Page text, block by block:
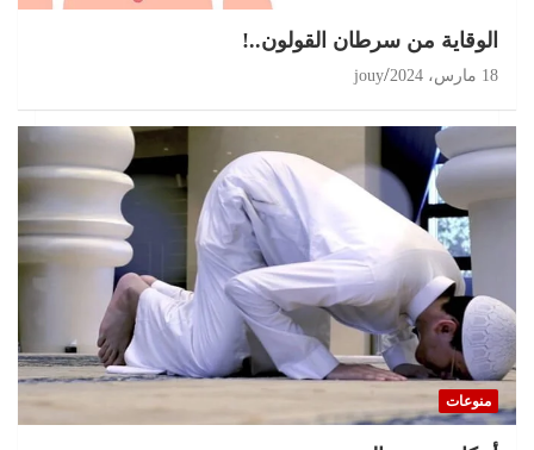
الوقاية من سرطان القولون..!
18 مارس، 2024 jouy
منوعات